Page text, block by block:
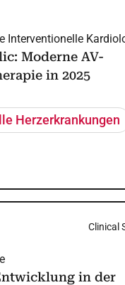
Interventionelle
Moderne AV-
in 2025
Herzerkrankungen
Clinical
in der